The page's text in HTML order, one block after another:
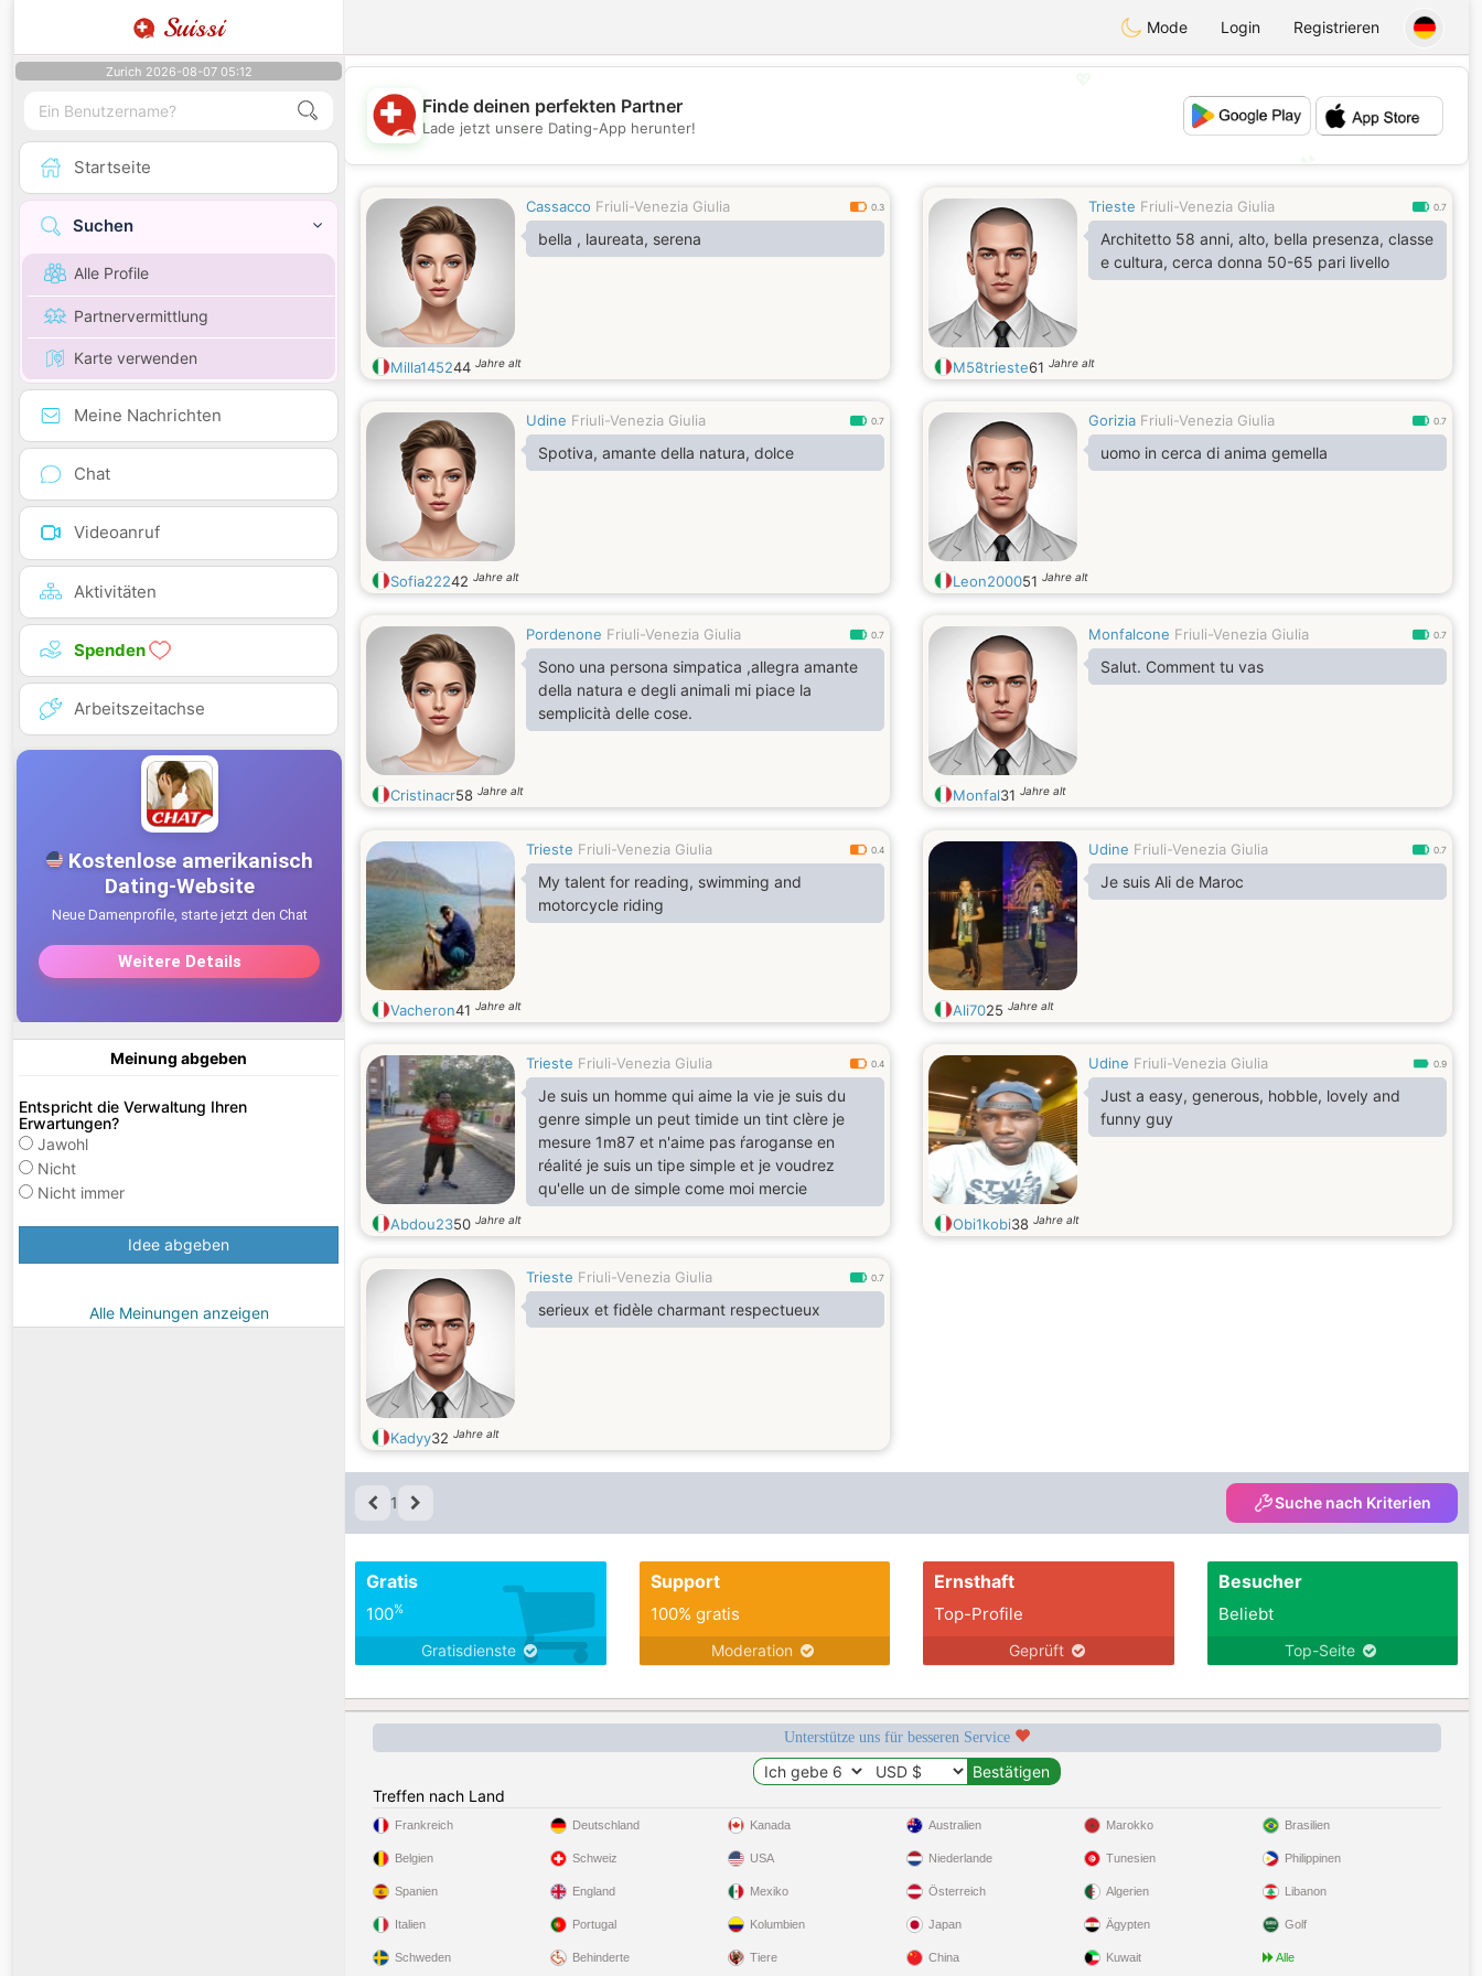
Suissi Mode Login Registrieren
Zurich 2026-08-07 05:12
Startseite
Suchen
Alle Profile
Partnervermittlung
Karte verwenden
Meine Nachrichten
Chat
Videoanruf
Aktivitäten
Spenden
Arbeitszeitachse
Meinung abgeben
Entspricht die Verwaltung Ihren
Erwartungen?
Jawohl
Nicht
Nicht immer
Idee abgeben
Alle Meinungen anzeigen
💖
💕
Finde deinen perfekten Partner
Lade jetzt unsere Dating-App herunter!
Cassacco Friuli-Venezia Giulia 0.3
bella , laureata, serena
Milla145244 Jahre alt
Trieste Friuli-Venezia Giulia 0.7
Architetto 58 anni, alto, bella presenza, classe
e cultura, cerca donna 50-65 pari livello
M58trieste61 Jahre alt
Udine Friuli-Venezia Giulia 0.7
Spotiva, amante della natura, dolce
Sofia22242 Jahre alt
Gorizia Friuli-Venezia Giulia 0.7
uomo in cerca di anima gemella
Leon200051 Jahre alt
Pordenone Friuli-Venezia Giulia 0.7
Sono una persona simpatica ,allegra amante
della natura e degli animali mi piace la
semplicità delle cose.
Cristinacr58 Jahre alt
Monfalcone Friuli-Venezia Giulia 0.7
Salut. Comment tu vas
Monfal31 Jahre alt
Trieste Friuli-Venezia Giulia 0.4
My talent for reading, swimming and
motorcycle riding
Vacheron41 Jahre alt
Udine Friuli-Venezia Giulia 0.7
Je suis Ali de Maroc
Ali7025 Jahre alt
Trieste Friuli-Venezia Giulia 0.4
Je suis un homme qui aime la vie je suis du
genre simple un peut timide un tint clère je
mesure 1m87 et n'aime pas ŕaroganse en
réalité je suis un tipe simple et je voudrez
qu'elle un de simple come moi mercie
Abdou2350 Jahre alt
Udine Friuli-Venezia Giulia 0.9
Just a easy, generous, hobble, lovely and
funny guy
Obi1kobi38 Jahre alt
Trieste Friuli-Venezia Giulia 0.7
serieux et fidèle charmant respectueux
Kadyy32 Jahre alt
1 Suche nach Kriterien
Gratis
100%
Gratisdienste
Support
100% gratis
Moderation
Ernsthaft
Top-Profile
Geprüft
Besucher
Beliebt
Top-Seite
Unterstütze uns für besseren Service
Treffen nach Land
Frankreich
Belgien
Spanien
Italien
Schweden
Deutschland
Schweiz
England
Portugal
Behinderte
Kanada
USA
Mexiko
Kolumbien
Tiere
Australien
Niederlande
Österreich
Japan
China
Marokko
Tunesien
Algerien
Ägypten
Kuwait
Brasilien
Philippinen
Libanon
Golf
Alle